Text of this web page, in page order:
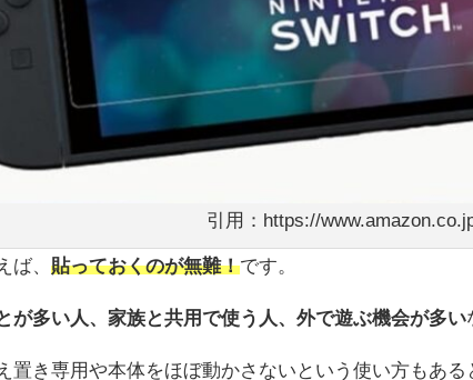
引用：https://
ば、貼っておくのが無難！です。
が多い人、家族と共用で使う人、外で遊ぶ機会が多い
置き専用や本体をほぼ動かさないという使い方もあ